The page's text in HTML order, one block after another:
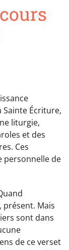
Écriture,
liturgie,
et des
Ces
personnelle de
présent. Mais
sont dans
de ce verset